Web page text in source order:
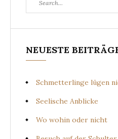
for:
NEUESTE
Schmetterlinge lügen
Seelische Anblicke
Wo wohin oder nicht